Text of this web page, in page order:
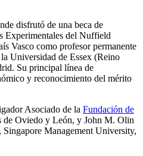
disfrutó de una beca de
Experimentales del Nuffield
Vasco como profesor permanente
Universidad de Essex (Reino
Su principal línea de
y reconocimiento del mérito
Asociado de la Fundación de
de Oviedo y León, y John M. Olin
Management University,